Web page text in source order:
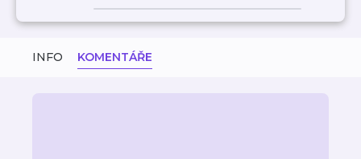
INFO KOMENTÁŘE